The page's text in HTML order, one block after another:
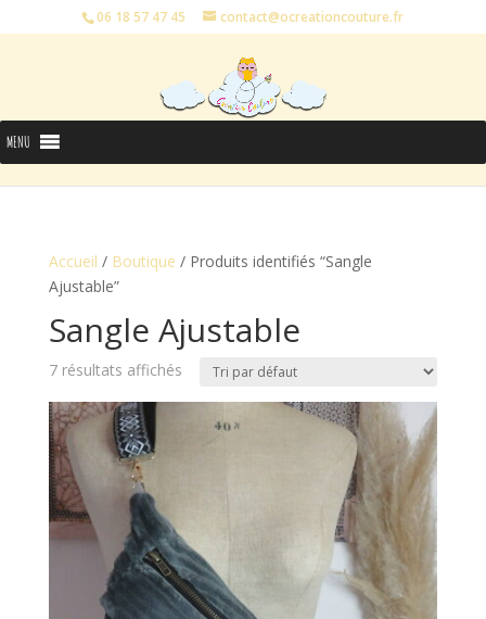
06 18 57 47 45 contact@ocreationcouture.fr
MENU
Accueil / Boutique / Produits identifiés “Sangle
Ajustable”
Sangle Ajustable
7 résultats affichés